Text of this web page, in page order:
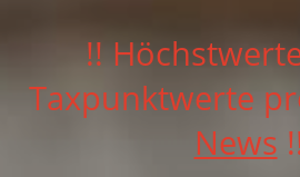
!!
Taxpunktwerte
News